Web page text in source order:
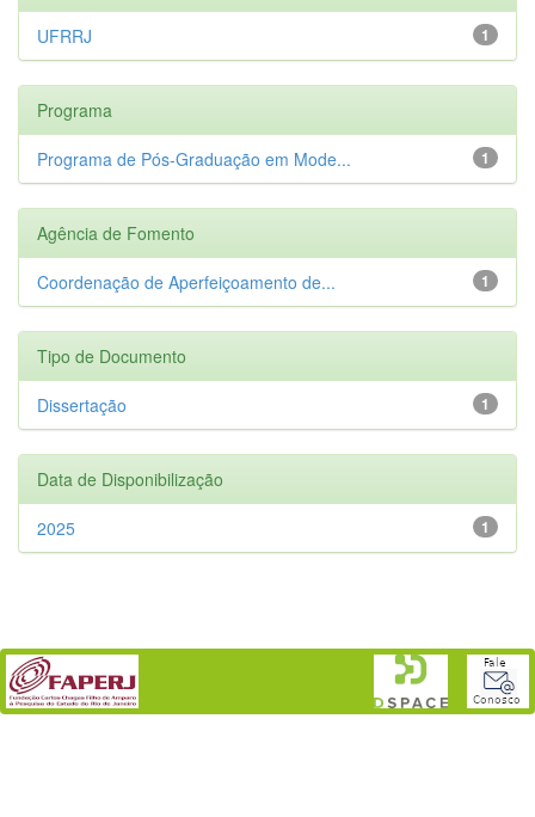
1
UFRRJ
Programa
1
Programa de Pós-Graduação em Mode...
Agência de Fomento
1
Coordenação de Aperfeiçoamento de...
Tipo de Documento
1
Dissertação
Data de Disponibilização
1
2025